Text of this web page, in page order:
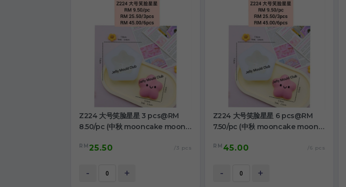
Z224 大号笑脸星星 3 pcs@RM
8.50/pc (中秋 mooncake moon
RM 25.50 /3 pcs
- +
Z224 大号笑脸星星 6 pcs@RM
7.50/pc (中秋 mooncake moon
RM 45.00 /6 pcs
- +